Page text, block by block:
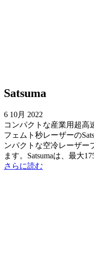
Satsuma
6 10月 2022
コンパクトな産業用超高
フェムト秒レーザーの
ンパクトな空冷レーザー
ます。Satsumaは、最大
さらに読む